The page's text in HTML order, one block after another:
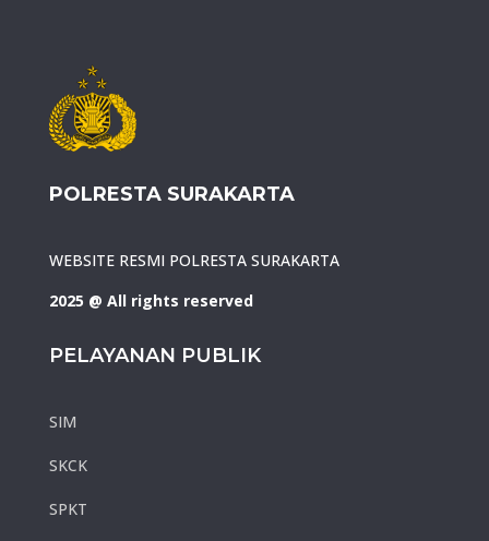
POLRESTA SURAKARTA
WEBSITE RESMI POLRESTA SURAKARTA
2025 @ All rights reserved
PELAYANAN PUBLIK
SIM
SKCK
SPKT